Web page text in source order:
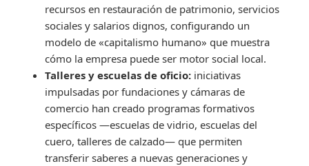
recursos en restauración de patrimonio, servicios
sociales y salarios dignos, configurando un
modelo de «capitalismo humano» que muestra
cómo la empresa puede ser motor social local.
Talleres y escuelas de oficio: iniciativas
impulsadas por fundaciones y cámaras de
comercio han creado programas formativos
específicos —escuelas de vidrio, escuelas del
cuero, talleres de calzado— que permiten
transferir saberes a nuevas generaciones y